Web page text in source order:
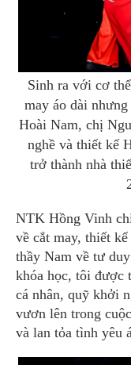
Sinh ra với cơ
may áo dài
Hoài Nam, chị
nghề và thiết kế
trở thành nhà
NTK Hồng Vinh
về cắt may, thiết
thầy Nam về tư
khóa học, tôi được
cá nhân, quỹ khởi
vươn lên trong
và lan tỏa tình yêu